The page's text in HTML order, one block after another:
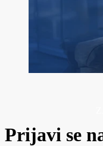
Prijavi se